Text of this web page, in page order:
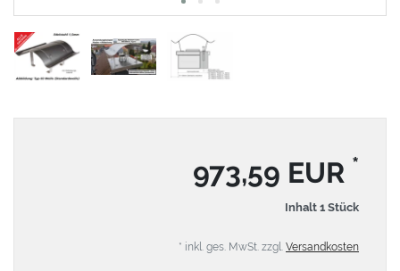
973,59 EUR *
Inhalt 1 Stück
* inkl. ges. MwSt. zzgl. Versandkosten